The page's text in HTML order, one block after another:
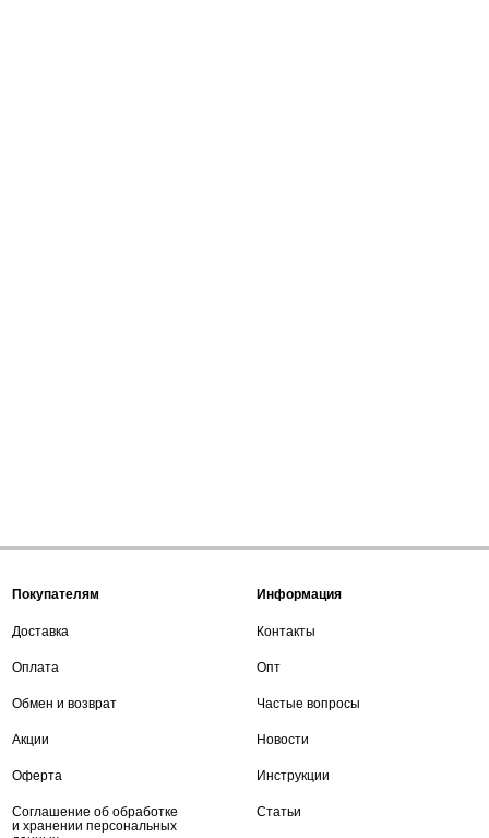
Покупателям
Доставка
Оплата
Обмен и возврат
Акции
Оферта
Соглашение об обработке
и хранении персональных
Информация
Контакты
Опт
Частые вопросы
Новости
Инструкции
Статьи